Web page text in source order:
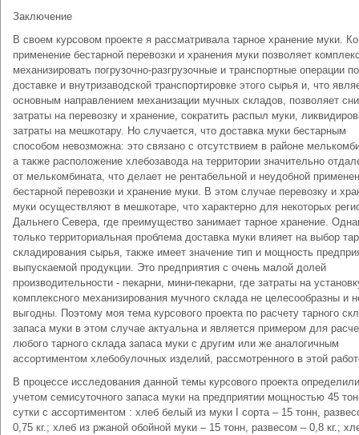
Заключение
В своем курсовом проекте я рассматривала тарное хранение муки.
применение бестарной перевозки и хранения муки позволяет
механизировать погрузочно-разгрузочные и транспортные операции по
доставке и внутризаводской транспортировке этого сырья и, что
основным направлением механизации мучных складов, позволяет
затраты на перевозку и хранение, сократить распыл муки,
затраты на мешкотару. Но случается, что доставка муки бестарным
способом невозможна: это связано с отсутствием в районе
а также расположение хлебозавода на территории значительно
от мелькомбината, что делает не рентабельной и неудобной
бестарной перевозки и хранение муки. В этом случае перевозку и
муки осуществляют в мешкотаре, что характерно для некоторых
Дальнего Севера, где преимущество занимает тарное хранение.
только территориальная проблема доставка муки влияет на выбор
складирования сырья, также имеет значение тип и мощность
выпускаемой продукции. Это предприятия с очень малой долей
производительности - пекарни, мини-пекарни, где затраты на
комплексного механизирования мучного склада не целесообразны и
выгодны. Поэтому моя тема курсового проекта по расчету тарного
запаса муки в этом случае актуальна и является примером для
любого тарного склада запаса муки с другим или же аналогичным
ассортиментом хлебобулочных изделий, рассмотренного в этой
В процессе исследования данной темы курсового проекта
учетом семисуточного запаса муки на предприятии мощностью 45
сутки с ассортиментом : хлеб белый из муки I сорта – 15 тонн,
0,75 кг.; хлеб из ржаной обойной муки – 15 тонн, развесом – 0,8 кг.;